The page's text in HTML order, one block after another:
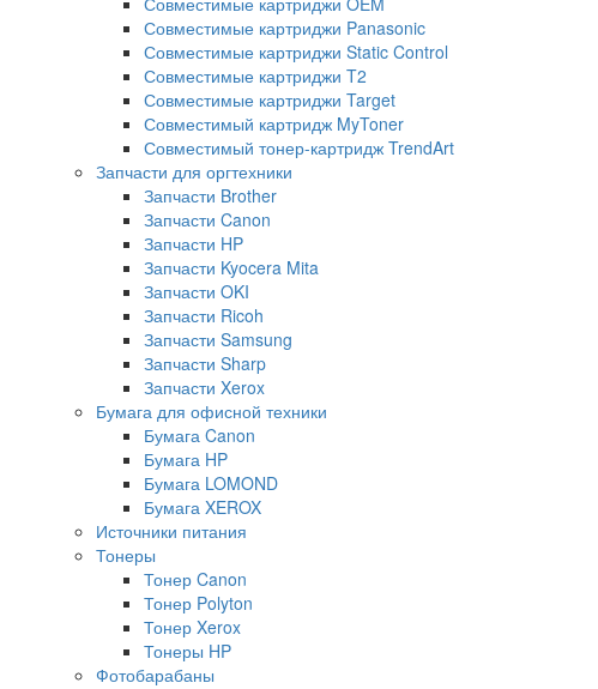
Совместимые картриджи Panasonic
Совместимые картриджи Static Control
Совместимые картриджи T2
Совместимые картриджи Target
Совместимый картридж MyToner
Совместимый тонер-картридж TrendArt
Запчасти для оргтехники
Запчасти Brother
Запчасти Canon
Запчасти HP
Запчасти Kyocera Mita
Запчасти OKI
Запчасти Ricoh
Запчасти Samsung
Запчасти Sharp
Запчасти Xerox
Бумага для офисной техники
Бумага Canon
Бумага HP
Бумага LOMOND
Бумага XEROX
Источники питания
Тонеры
Тонер Canon
Тонер Polyton
Тонер Xerox
Тонеры HP
Фотобарабаны